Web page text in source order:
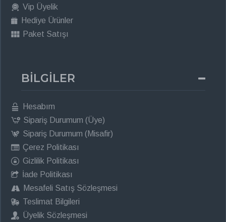
Vip Üyelik
Hediye Ürünler
Paket Satışı
BİLGİLER
Hesabım
Sipariş Durumum (Üye)
Sipariş Durumum (Misafir)
Çerez Politikası
Gizlilik Politikası
İade Politikası
Mesafeli Satış Sözleşmesi
Teslimat Bilgileri
Üyelik Sözleşmesi